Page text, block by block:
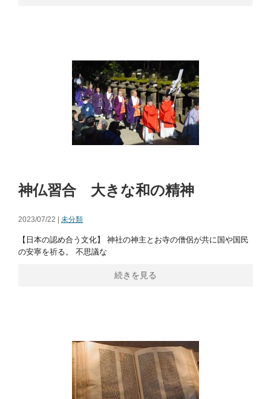
神仏習合 大きな和の精神
2023/07/22 | 未分類
【日本の認め合う文化】 神社の神主とお寺の僧侶が共に国や国民
の安寧を祈る。 不思議な
続きを見る